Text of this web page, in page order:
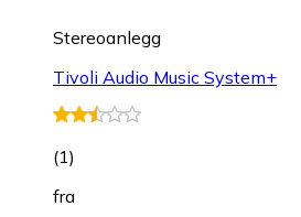
Stereoanlegg
Tivoli Audio Music System+
(1)
fra